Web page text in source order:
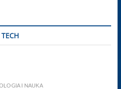
TECH
I NAUKA